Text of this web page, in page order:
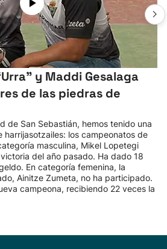
y Maddi Gesalaga
de las piedras de
de San Sebastián, hemos tenido una
harrijasotzailes: los campeonatos de
masculina, Mikel Lopetegi
del año pasado. Ha dado 18
En categoría femenina, la
Ainitze Zumeta, no ha participado.
campeona, recibiendo 22 veces la